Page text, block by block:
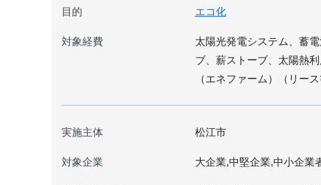
目的 エコ化
対象経費
太陽光発電システム、蓄
ブ、薪ストーブ、太陽熱
（エネファーム）（リー
実施主体 松江市
対象企業 大企業,中堅企業,中小企業